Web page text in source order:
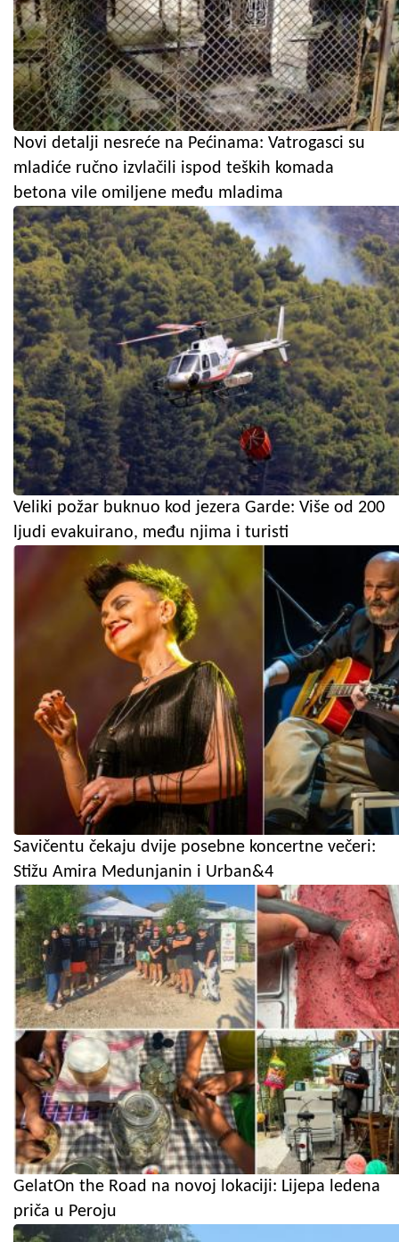
Novi detalji nesreće na Pećinama: Vatrogasci su
mladiće ručno izvlačili ispod teških komada
betona vile omiljene među mladima
Veliki požar buknuo kod jezera Garde: Više od 200
ljudi evakuirano, među njima i turisti
Savičentu čekaju dvije posebne koncertne večeri:
Stižu Amira Medunjanin i Urban&4
GelatOn the Road na novoj lokaciji: Lijepa ledena
priča u Peroju